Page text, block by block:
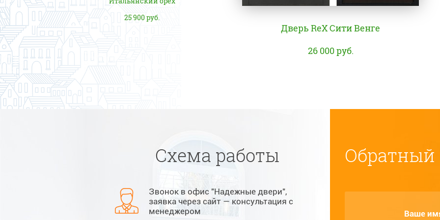
25 900 руб.
Дверь ReX Сити Венге
26 000 руб.
Схема работы
Звонок в офис "Надежные двери",
заявка через сайт — консультация с
менеджером
Обратный
Ваше